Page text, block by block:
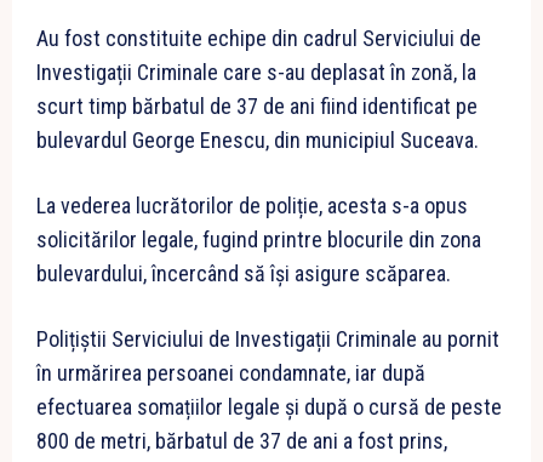
Au fost constituite echipe din cadrul Serviciului de
Investigații Criminale care s-au deplasat în zonă, la
scurt timp bărbatul de 37 de ani fiind identificat pe
bulevardul George Enescu, din municipiul Suceava.
La vederea lucrătorilor de poliție, acesta s-a opus
solicitărilor legale, fugind printre blocurile din zona
bulevardului, încercând să își asigure scăparea.
Polițiștii Serviciului de Investigații Criminale au pornit
în urmărirea persoanei condamnate, iar după
efectuarea somațiilor legale și după o cursă de peste
800 de metri, bărbatul de 37 de ani a fost prins,